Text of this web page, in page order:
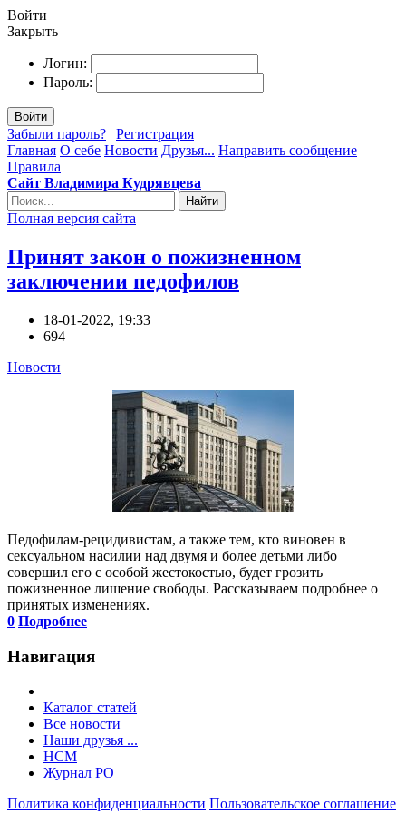
Войти
Закрыть
Логин:
Пароль:
Войти
Забыли пароль? | Регистрация
Главная О себе Новости Друзья... Направить сообщение
Правила
Сайт Владимира Кудрявцева
Найти
Полная версия сайта
Принят закон о пожизненном
заключении педофилов
18-01-2022, 19:33
694
Новости
Педофилам-рецидивистам, а также тем, кто виновен в
сексуальном насилии над двумя и более детьми либо
совершил его с особой жестокостью, будет грозить
пожизненное лишение свободы. Рассказываем подробнее о
принятых изменениях.
0 Подробнее
Навигация
Каталог статей
Все новости
Наши друзья ...
HCM
Журнал РО
Политика конфиденциальности Пользовательское соглашение